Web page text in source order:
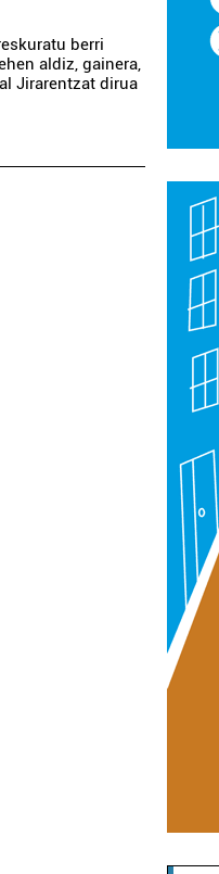
berri
aldiz, gainera,
Jirarentzat dirua